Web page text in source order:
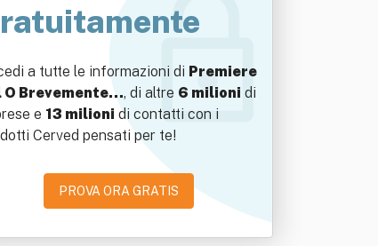
a tutte le informazioni di Premiere
O Brevemente…, di altre 6 milioni di
e 13 milioni di contatti con i
Cerved pensati per te!
PROVA ORA GRATIS